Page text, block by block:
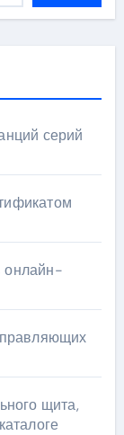
серий
онлайн-
щита,